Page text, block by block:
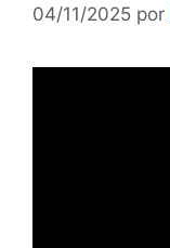
04/11/2025 por